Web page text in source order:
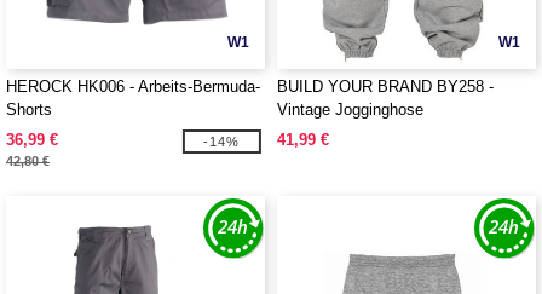
W1
HEROCK HK006 - Arbeits-Bermuda-
Shorts
36,99 €
42,80 €
-14%
W1
BUILD YOUR BRAND BY258 -
Vintage Jogginghose
41,99 €